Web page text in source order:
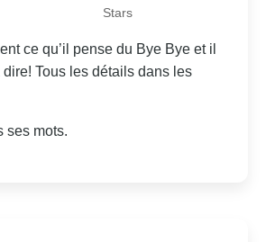
Stars
ce qu’il pense du Bye Bye et il
Tous les détails dans les
ses mots.